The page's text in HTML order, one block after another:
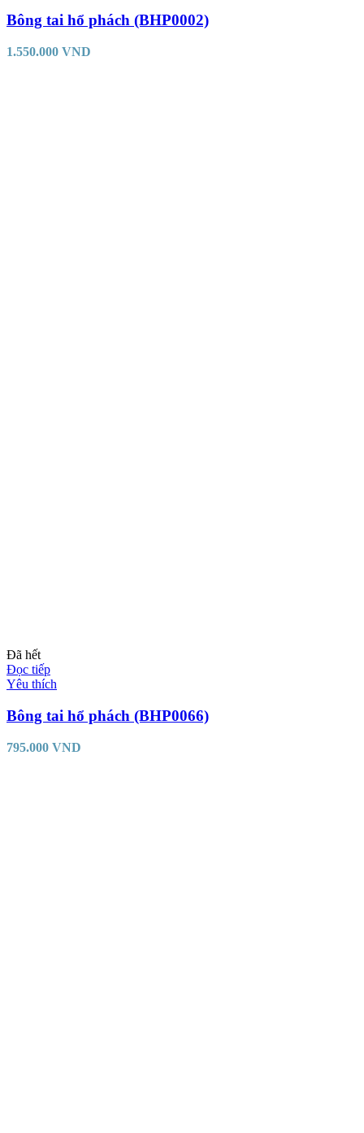
Bông tai hổ phách (BHP0002)
1.550.000 VND
Đã hết
Đọc tiếp
Yêu thích
Bông tai hổ phách (BHP0066)
795.000 VND